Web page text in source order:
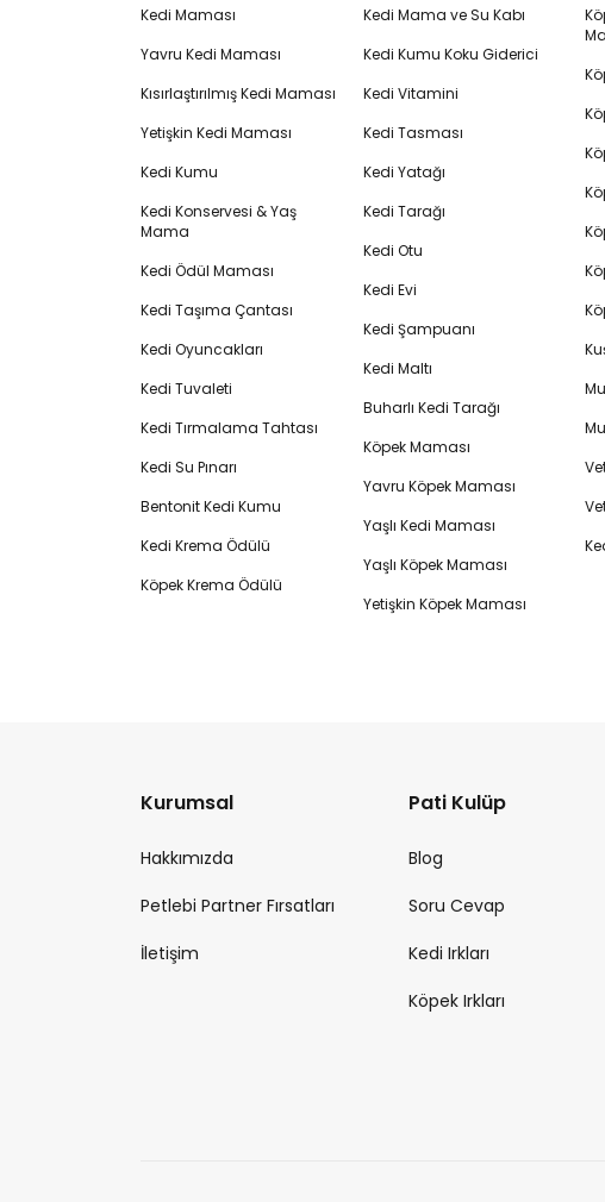
Kedi Maması
Yavru Kedi Maması
Kısırlaştırılmış Kedi Maması
Yetişkin Kedi Maması
Kedi Kumu
Kedi Konservesi & Yaş
Mama
Kedi Ödül Maması
Kedi Taşıma Çantası
Kedi Oyuncakları
Kedi Tuvaleti
Kedi Tırmalama Tahtası
Kedi Su Pınarı
Bentonit Kedi Kumu
Kedi Krema Ödülü
Köpek Krema Ödülü
Kedi Mama ve Su Kabı
Kedi Kumu Koku Giderici
Kedi Vitamini
Kedi Tasması
Kedi Yatağı
Kedi Tarağı
Kedi Otu
Kedi Evi
Kedi Şampuanı
Kedi Maltı
Buharlı Kedi Tarağı
Köpek Maması
Yavru Köpek Maması
Yaşlı Kedi Maması
Yaşlı Köpek Maması
Yetişkin Köpek Maması
Kurumsal
Hakkımızda
Petlebi Partner Fırsatları
İletişim
Pati Kulüp
Blog
Soru Cevap
Kedi Irkları
Köpek Irkları